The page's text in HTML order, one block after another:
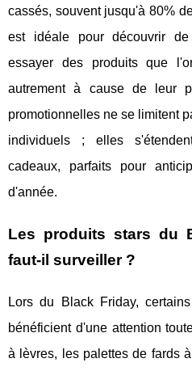
cassés, souvent jusqu'à 80%
est idéale pour découvrir
essayer des produits que
autrement à cause de leur
promotionnelles ne se limitent
individuels ; elles
cadeaux, parfaits pour
d'année.
Les produits stars du
faut-il surveiller ?
Lors du Black Friday,
bénéficient d'une attention
à lèvres, les palettes de fards